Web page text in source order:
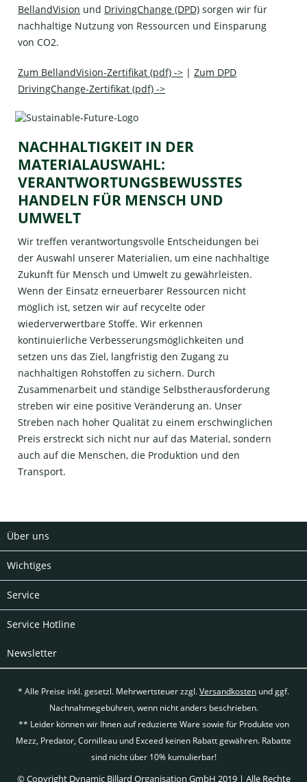
BellandVision und DrivingChange (DPD) sorgen wir für
nachhaltige Nutzung von Ressourcen und Einsparung
von CO2.
Zum BellandVision-Zertifikat (pdf) -> |Zum DPD
DrivingChange-Zertifikat (pdf) ->
NACHHALTIGKEIT IN DER
MATERIALAUSWAHL:
VERANTWORTUNGSBEWUSSTES
HANDELN FÜR MENSCH UND
UMWELT
Wir treffen verantwortungsvolle Entscheidungen bei
der Auswahl unserer Materialien, um eine nachhaltige
Zukunft für Mensch und Umwelt zu gewährleisten.
Wenn der Einsatz erneuerbarer Ressourcen nicht
möglich ist, setzen wir auf recycelte oder
wiederverwertbare Stoffe. Wir erkennen
kontinuierliche Verbesserungsmöglichkeiten und
setzen uns das Ziel, langfristig den Zugang zu
nachhaltigen Rohstoffen zu sichern. Durch
Zusammenarbeit und ständige Selbstherausforderung
streben wir eine positive Veränderung an. Unser
Streben nach hoher Qualität zu einem erschwinglichen
Preis erstreckt sich nicht nur auf das Material, sondern
auch auf die Menschen, die Produktion und den
Transport.
Über uns
Wichtiges
Service
Service Hotline
Newsletter
* Alle Preise inkl. gesetzl. Mehrwertsteuer zzgl.Versandkosten und ggf.
Nachnahmegebühren, wenn nicht anders beschrieben.
** Leider können wir Ihnen auf reduzierte Ware sowie für Produkte von
Mezz, Predator, Cornilleau und Exceed keinen Rabatt gewähren. Rabatte
sind nicht über 10% kumulierbar!
© Copyright Dynamic Billard Organisation GmbH 2019 | Alle Rechte